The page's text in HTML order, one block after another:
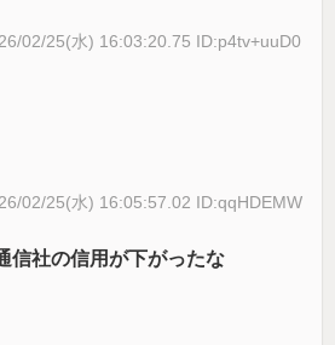
02/25(水) 16:03:20.75 ID:p4tv+uuD0
02/25(水) 16:05:57.02 ID:qqHDEMW
信社の信用が下がったな